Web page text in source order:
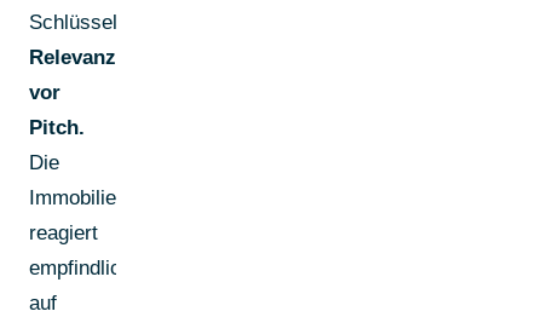
Schlüsselwort:
Relevanz
vor
Pitch.
Die
Immobilienbranche
reagiert
empfindlich
auf